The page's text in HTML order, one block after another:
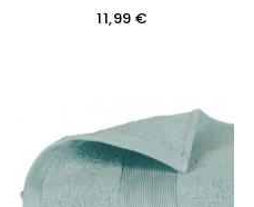
Precio
11,99 €